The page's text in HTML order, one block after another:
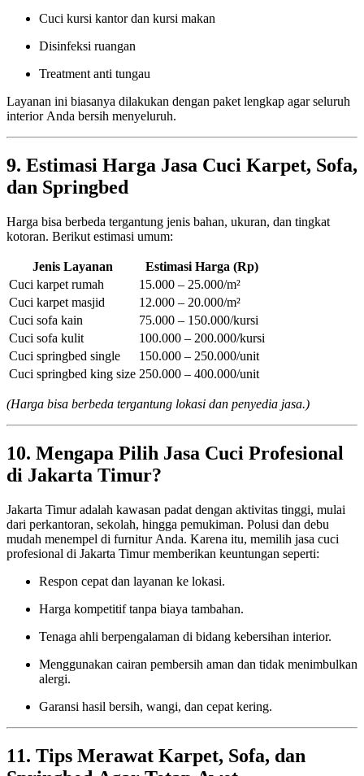
Cuci kursi kantor dan kursi makan
Disinfeksi ruangan
Treatment anti tungau
Layanan ini biasanya dilakukan dengan paket lengkap agar seluruh
interior Anda bersih menyeluruh.
9. Estimasi Harga Jasa Cuci Karpet, Sofa,
dan Springbed
Harga bisa berbeda tergantung jenis bahan, ukuran, dan tingkat
kotoran. Berikut estimasi umum:
Jenis Layanan
Estimasi Harga (Rp)
Cuci karpet rumah
15.000 – 25.000/m²
Cuci karpet masjid
12.000 – 20.000/m²
Cuci sofa kain
75.000 – 150.000/kursi
Cuci sofa kulit
100.000 – 200.000/kursi
Cuci springbed single
150.000 – 250.000/unit
Cuci springbed king size 250.000 – 400.000/unit
(Harga bisa berbeda tergantung lokasi dan penyedia jasa.)
10. Mengapa Pilih Jasa Cuci Profesional
di Jakarta Timur?
Jakarta Timur adalah kawasan padat dengan aktivitas tinggi, mulai
dari perkantoran, sekolah, hingga pemukiman. Polusi dan debu
mudah menempel di furnitur Anda. Karena itu, memilih jasa cuci
profesional di Jakarta Timur memberikan keuntungan seperti:
Respon cepat dan layanan ke lokasi.
Harga kompetitif tanpa biaya tambahan.
Tenaga ahli berpengalaman di bidang kebersihan interior.
Menggunakan cairan pembersih aman dan tidak menimbulkan
alergi.
Garansi hasil bersih, wangi, dan cepat kering.
11. Tips Merawat Karpet, Sofa, dan